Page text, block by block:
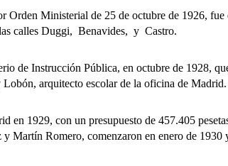
Ministerial de 25 de octubre de 1926, fue
calles Duggi, Benavides, y Castro.
Instrucción Pública, en octubre de 1928, que
arquitecto escolar de la oficina de Madrid.
1929, con un presupuesto de 457.405
Martín Romero, comenzaron en enero de